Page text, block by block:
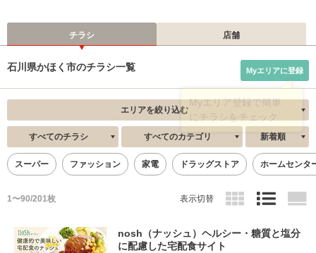
チラシ 店舗
石川県かほく市のチラシ一覧 Myエリアに登録
エリアを絞り込む
すべてのチラシ すべてのカテゴリ 新着順
スーパー ファッション 家電 ドラッグストア ホームセンタ
1〜90/201枚 表示切替
nosh（ナッシュ）ヘルシー・糖質と塩分
に配慮した宅配食サイト